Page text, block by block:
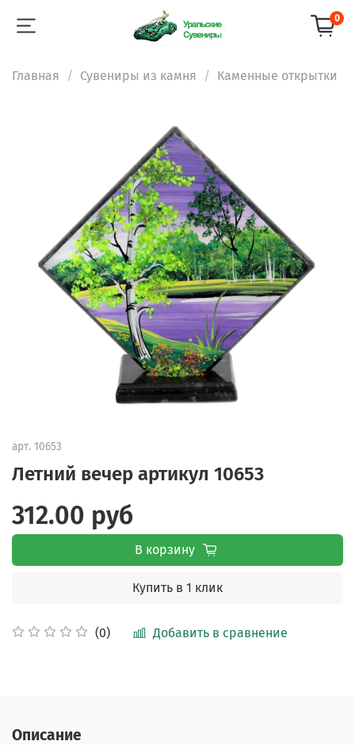
0
Главная Сувениры из камня Каменные открытки
арт. 10653
Летний вечер артикул 10653
(0) Добавить в сравнение
312.00 руб
В корзину
Купить в 1 клик
Описание